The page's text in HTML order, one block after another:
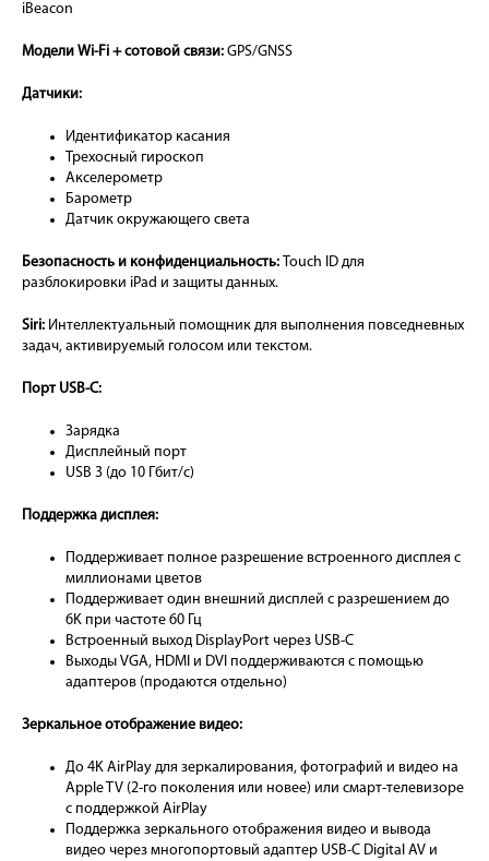
iBeacon
Модели Wi-Fi + сотовой связи: GPS/GNSS
Датчики:
Идентификатор касания
Трехосный гироскоп
Акселерометр
Барометр
Датчик окружающего света
Безопасность и конфиденциальность: Touch ID для
разблокировки iPad и защиты данных.
Siri: Интеллектуальный помощник для выполнения повседневных
задач, активируемый голосом или текстом.
Порт USB-C:
Зарядка
Дисплейный порт
USB 3 (до 10 Гбит/с)
Поддержка дисплея:
Поддерживает полное разрешение встроенного дисплея с
миллионами цветов
Поддерживает один внешний дисплей с разрешением до
6K при частоте 60 Гц
Встроенный выход DisplayPort через USB-C
Выходы VGA, HDMI и DVI поддерживаются с помощью
адаптеров (продаются отдельно)
Зеркальное отображение видео:
До 4K AirPlay для зеркалирования, фотографий и видео на
Apple TV (2-го поколения или новее) или смарт-телевизоре
с поддержкой AirPlay
Поддержка зеркального отображения видео и вывода
видео через многопортовый адаптер USB-C Digital AV и